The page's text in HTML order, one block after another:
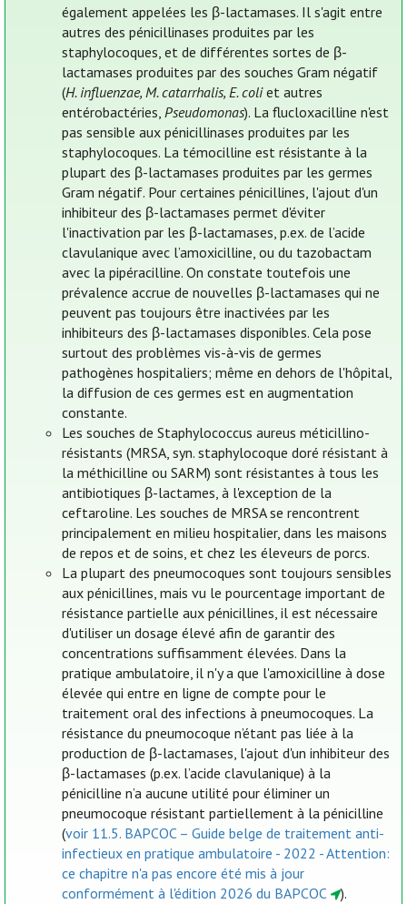
également appelées les β-lactamases. Il s'agit entre
autres des pénicillinases produites par les
staphylocoques, et de différentes sortes de β-
lactamases produites par des souches Gram négatif
(H. influenzae, M. catarrhalis, E. coliet autres
entérobactéries,Pseudomonas). La flucloxacilline n'est
pas sensible aux pénicillinases produites par les
staphylocoques. La témocilline est résistante à la
plupart des β-lactamases produites par les germes
Gram négatif. Pour certaines pénicillines, l'ajout d'un
inhibiteur des β-lactamases permet d'éviter
l'inactivation par les β-lactamases, p.ex. de l’acide
clavulanique avec l’amoxicilline, ou du tazobactam
avec la pipéracilline. On constate toutefois une
prévalence accrue de nouvelles β-lactamases qui ne
peuvent pas toujours être inactivées par les
inhibiteurs des β-lactamases disponibles. Cela pose
surtout des problèmes vis-à-vis de germes
pathogènes hospitaliers; même en dehors de l'hôpital,
la diffusion de ces germes est en augmentation
constante.
Les souches de Staphylococcus aureus méticillino-
résistants (MRSA, syn. staphylocoque doré résistant à
la méthicilline ou SARM) sont résistantes à tous les
antibiotiques β-lactames, à l'exception de la
ceftaroline. Les souches de MRSA se rencontrent
principalement en milieu hospitalier, dans les maisons
de repos et de soins, et chez les éleveurs de porcs.
La plupart des pneumocoques sont toujours sensibles
aux pénicillines, mais vu le pourcentage important de
résistance partielle aux pénicillines, il est nécessaire
d'utiliser un dosage élevé afin de garantir des
concentrations suffisamment élevées. Dans la
pratique ambulatoire, il n'y a que l'amoxicilline à dose
élevée qui entre en ligne de compte pour le
traitement oral des infections à pneumocoques. La
résistance du pneumocoque n’étant pas liée à la
production de β-lactamases, l'ajout d'un inhibiteur des
β-lactamases (p.ex. l’acide clavulanique) à la
pénicilline n’a aucune utilité pour éliminer un
pneumocoque résistant partiellement à la pénicilline
(voir 11.5. BAPCOC – Guide belge de traitement anti-
infectieux en pratique ambulatoire - 2022 - Attention:
ce chapitre n'a pas encore été mis à jour
conformément à l'édition 2026 du BAPCOC
).